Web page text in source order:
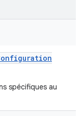
spécifiques au